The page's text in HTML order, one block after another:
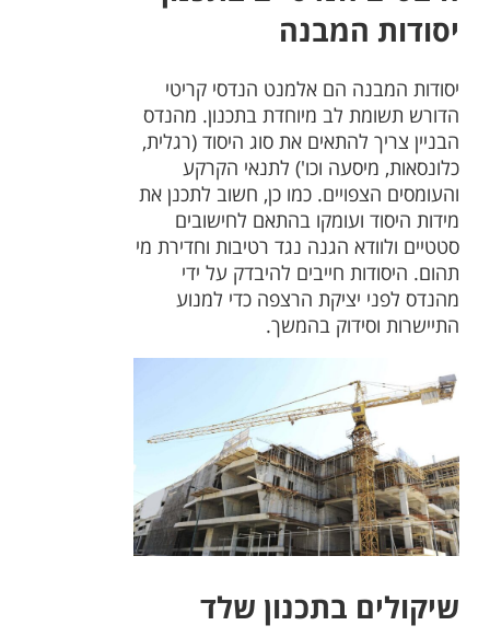
יסודות המבנה
יסודות המבנה הם אלמנט הנדסי קריטי
הדורש תשומת לב מיוחדת בתכנון. מהנדס
הבניין צריך להתאים את סוג היסוד (רגלית,
כלונסאות, מיסעה וכו') לתנאי הקרקע
והעומסים הצפויים. כמו כן, חשוב לתכנן את
מידות היסוד ועומקו בהתאם לחישובים
סטטיים ולוודא הגנה נגד רטיבות וחדירת מי
תהום. היסודות חייבים להיבדק על ידי
מהנדס לפני יציקת הרצפה כדי למנוע
התיישרות וסידוק בהמשך.
שיקולים בתכנון שלד